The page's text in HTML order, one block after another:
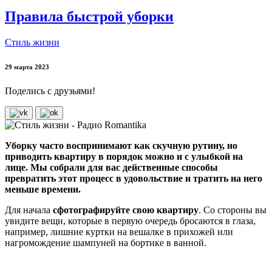
Правила быстрой уборки
Стиль жизни
29 марта 2023
Поделись с друзьями!
Уборку часто воспринимают как скучную рутину, но
приводить квартиру в порядок можно и с улыбкой на
лице. Мы собрали для вас действенные способы
превратить этот процесс в удовольствие и тратить на него
меньше времени.
Для начала сфотографируйте свою квартиру. Со стороны вы
увидите вещи, которые в первую очередь бросаются в глаза,
например, лишние куртки на вешалке в прихожей или
нагромождение шампуней на бортике в ванной.